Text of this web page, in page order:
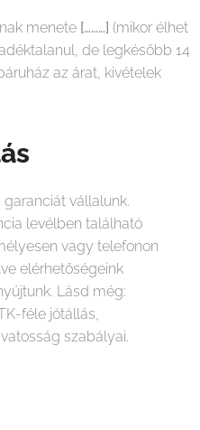
menete [………] (mikor élhet
de legkésőbb 14
az árat, kivételek
garanciát vállalunk.
levélben található
vagy telefonon
elérhetőségeink
Lásd még:
féle jótállás,
szabályai.